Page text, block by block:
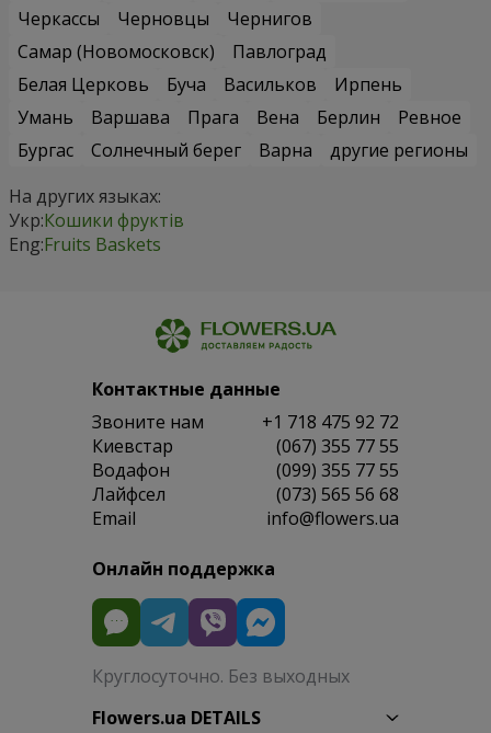
Черкассы
Черновцы
Чернигов
Самар (Новомосковск)
Павлоград
Белая Церковь
Буча Васильков
Ирпень
Умань
Варшава Прага Вена Берлин
Ревное
Бургас
Солнечный берег Варна
другие регионы
На других языках:
Укр:Кошики фруктів
Eng:Fruits Baskets
Контактные данные
Звоните нам
+1 718 475 92 72
Киевстар
(067) 355 77 55
Водафон
(099) 355 77 55
Лайфсел
(073) 565 56 68
Email
info@flowers.ua
Онлайн поддержка
Круглосуточно. Без выходных
Flowers.ua DETAILS